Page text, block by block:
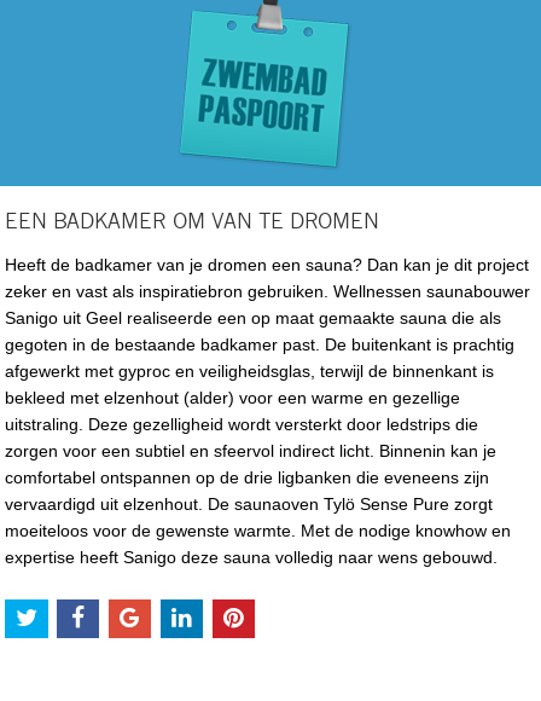
EEN BADKAMER OM VAN TE DROMEN
Heeft de badkamer van je dromen een sauna? Dan kan je dit project
zeker en vast als inspiratiebron gebruiken. Wellnessen saunabouwer
Sanigo uit Geel realiseerde een op maat gemaakte sauna die als
gegoten in de bestaande badkamer past. De buitenkant is prachtig
afgewerkt met gyproc en veiligheidsglas, terwijl de binnenkant is
bekleed met elzenhout (alder) voor een warme en gezellige
uitstraling. Deze gezelligheid wordt versterkt door ledstrips die
zorgen voor een subtiel en sfeervol indirect licht. Binnenin kan je
comfortabel ontspannen op de drie ligbanken die eveneens zijn
vervaardigd uit elzenhout. De saunaoven Tylö Sense Pure zorgt
moeiteloos voor de gewenste warmte. Met de nodige knowhow en
expertise heeft Sanigo deze sauna volledig naar wens gebouwd.